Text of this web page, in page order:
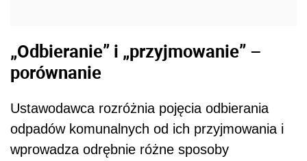
„Odbieranie” i „przyjmowanie” –
porównanie
Ustawodawca rozróżnia pojęcia odbierania
odpadów komunalnych od ich przyjmowania i
wprowadza odrębnie różne sposoby